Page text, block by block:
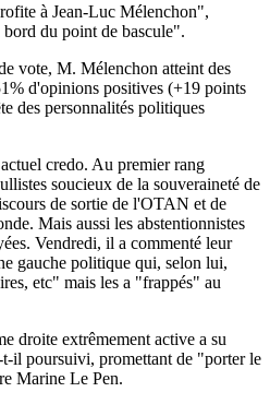
à Jean-Luc Mélenchon",
du point de bascule".
vote, M. Mélenchon atteint des
d'opinions positives (+19 points
des personnalités politiques
credo. Au premier rang
soucieux de la souveraineté de
de sortie de l'OTAN et de
Mais aussi les abstentionnistes
Vendredi, il a commenté leur
gauche politique qui, selon lui,
etc" mais les a "frappés" au
droite extrêmement active a su
il poursuivi, promettant de "porter le
Marine Le Pen.